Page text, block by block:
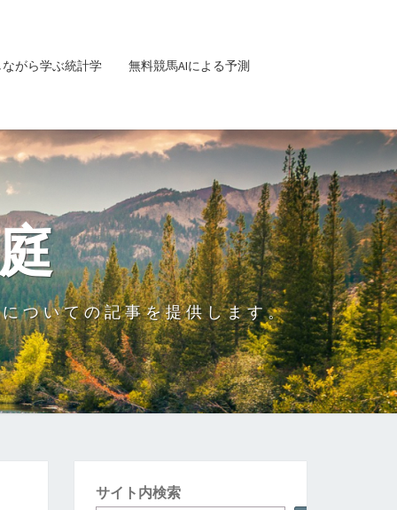
がら学ぶ統計学 無料競馬AIによる予測
ついての記事を提供します。
サイト内検索